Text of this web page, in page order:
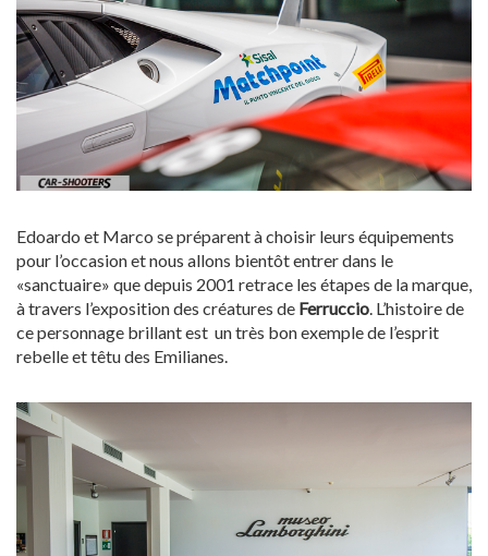
Edoardo et Marco se préparent à choisir leurs équipements
pour l’occasion et nous allons bientôt entrer dans le
«sanctuaire» que depuis 2001 retrace les étapes de la marque,
à travers l’exposition des créatures de Ferruccio. L’histoire de
ce personnage brillant est un très bon exemple de l’esprit
rebelle et têtu des Emilianes.